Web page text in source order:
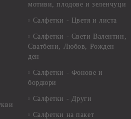
мотиви, плодове и зеленчуци
Салфетки - Цветя и листа
Салфетки - Свети Валентин,
Сватбени, Любов, Рожден
ден
Салфетки - Фонове и
бордюри
Салфетки - Други
Салфетки на пакет